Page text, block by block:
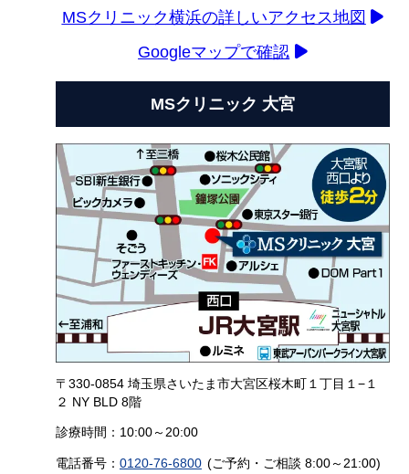
MSクリニック横浜の詳しいアクセス地図
Googleマップで確認
MSクリニック 大宮
〒330-0854 埼玉県さいたま市大宮区桜木町１丁目１−１
２ NY BLD 8階
診療時間：10:00～20:00
電話番号： 0120-76-6800 (ご予約・ご相談 8:00～21:00)